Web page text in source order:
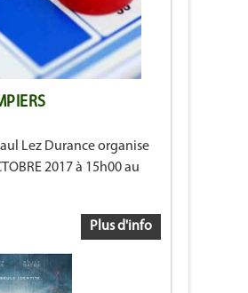
Lez Durance organise
2017 à 15h00 au
Plus d'info